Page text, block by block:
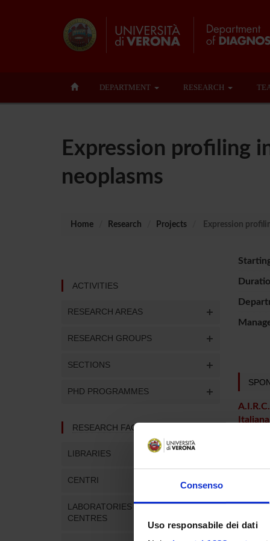
Consenso
Uso responsabile dei dati
DEPARTMENT RESEARCH
Expression profiling
neoplasms
Home Research Projects Expression
ACTIVITIES
RESEARCH AREAS
RESEARCH GROUPS
SECTIONS
PHD PROGRAMMES
RESEARCH FACILITIES
LIBRARIES
CENTRI
LABORATORIES AND RESEARCH
CENTRES
Marco